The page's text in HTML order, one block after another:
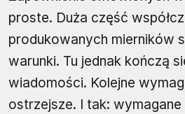
proste. Duża część
produkowanych mierników
warunki. Tu jednak kończą
wiadomości. Kolejne
ostrzejsze. I tak: